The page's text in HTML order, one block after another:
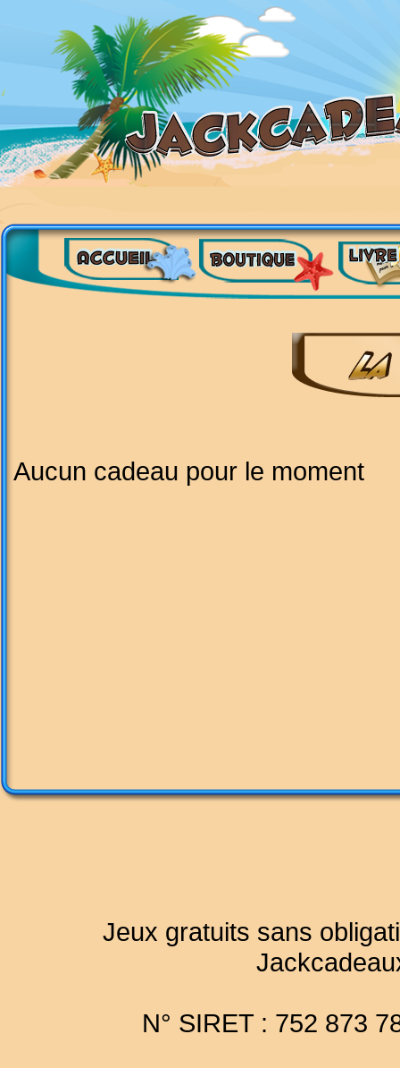
Aucun cadeau pour le moment
Jeux gratuits sans
N° SIRET : 752 873